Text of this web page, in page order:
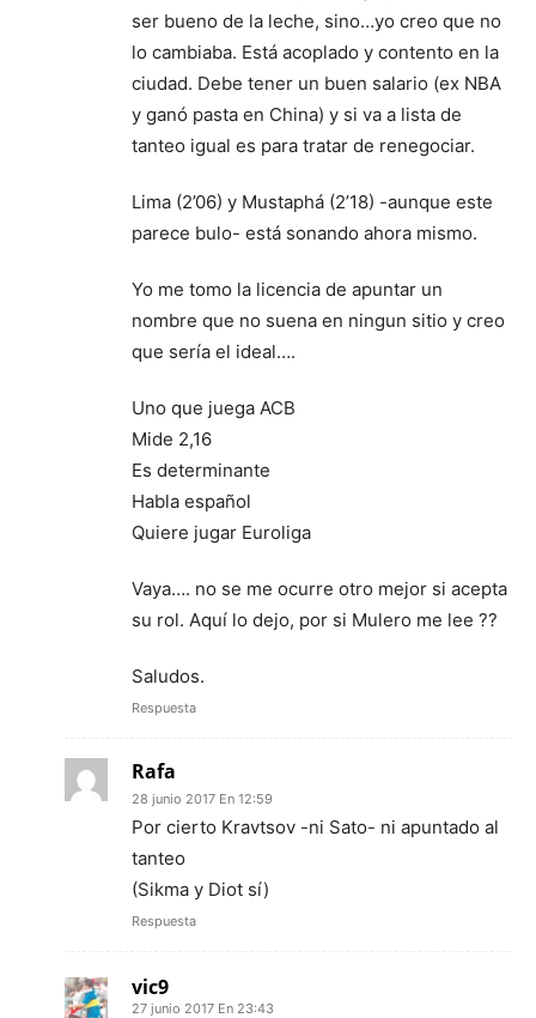
ser bueno de la leche, sino…yo creo que no
lo cambiaba. Está acoplado y contento en la
ciudad. Debe tener un buen salario (ex NBA
y ganó pasta en China) y si va a lista de
tanteo igual es para tratar de renegociar.
Lima (2’06) y Mustaphá (2’18) -aunque este
parece bulo- está sonando ahora mismo.
Yo me tomo la licencia de apuntar un
nombre que no suena en ningun sitio y creo
que sería el ideal….
Uno que juega ACB
Mide 2,16
Es determinante
Habla español
Quiere jugar Euroliga
Vaya…. no se me ocurre otro mejor si acepta
su rol. Aquí lo dejo, por si Mulero me lee ??
Saludos.
Respuesta
Rafa
28 junio 2017 En 12:59
Por cierto Kravtsov -ni Sato- ni apuntado al
tanteo
(Sikma y Diot sí)
Respuesta
vic9
27 junio 2017 En 23:43